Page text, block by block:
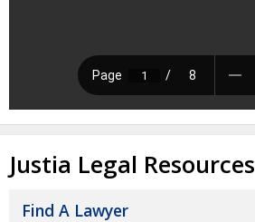
Justia Legal Resources
Find A Lawyer